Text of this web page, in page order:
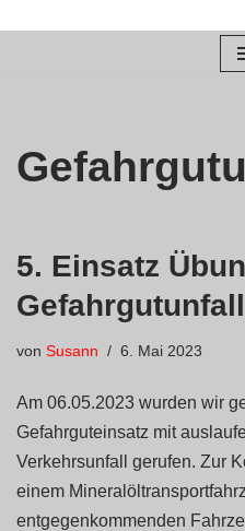
5. Einsatz
Gefahrgutunfall
von Susann 6. Mai 2023
Am 06.05.2023 wurden wir
Gefahrguteinsatz mit
Verkehrsunfall gerufen. Zur
einem
entgegenkommenden